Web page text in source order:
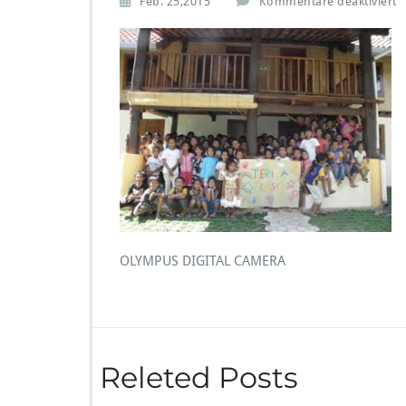
OLYMPUS DIGITAL CAMERA
Releted Posts